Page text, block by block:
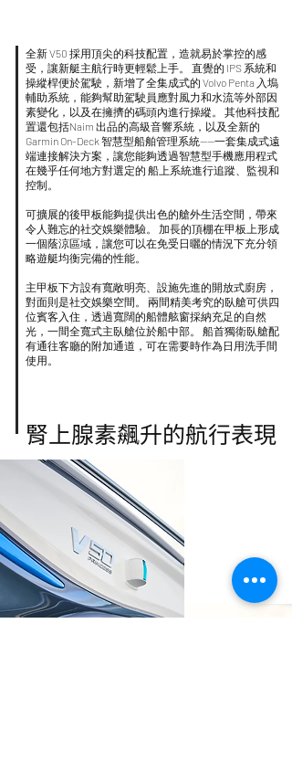
全新 V50 採用頂尖的科技配置，造就易於掌控的感
受，讓新艇主航行時更輕鬆上手。 直覺的 IPS 系統和
操縱桿便於駕駛，新增了全集成式的 Volvo Penta 入塢
輔助系統，能夠幫助駕駛員應對風力和水流等外部因
素變化，以及在擁擠的碼頭內進行操縱。 其他科技配
置還包括Naim 出品的高級音響系統，以及全新的
Garmin On-Deck 智慧型船舶管理系統——一套集成式遠
端連接解決方案，讓您能夠透過智慧型手機應用程式
在幾乎任何地方對選定的 船上系統進行追蹤、監視和
控制。
可擴展的後甲板能夠提供出色的艙外生活空間，帶來
令人難忘的社交娛樂體驗。 加長的頂棚在甲板上形成
一個蔭涼區域，讓您可以在免受日曬的情況下充分領
略遊艇均衡完備的性能。
主甲板下方設有寬敞明亮、設施先進的開放式廚房，
對面則是社交娛樂空間。 兩間精美考究的臥艙可供四
位賓客入住，透過寬闊的船體舷窗採納充足的自然
光，一間全寬式主臥艙位於船中部。 船首獨衛臥艙配
有通往客廳的附加通道，可在需要時作為日用洗手間
使用。
腎上腺素飆升的航行表現